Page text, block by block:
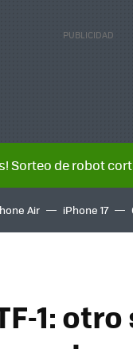
Sorteo de robot
Air iPhone 17
1: